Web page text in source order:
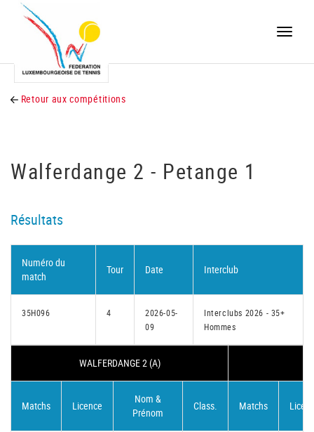
Toggle
Retour aux compétitions
Walferdange 2 - Petange 1
Résultats
Numéro du
match
Tour Date Interclub
35H096 4
2026-05-
09
Interclubs 2026 - 35+
Hommes
WALFERDANGE 2 (A)
Matchs Licence
Nom &
Prénom
Class. Matchs